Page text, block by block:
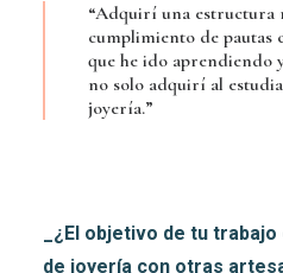
“Adquirí una estructura
cumplimiento de pautas
que he ido aprendiendo
no solo adquirí al
joyería.”
_¿El objetivo de tu
de joyería con otras